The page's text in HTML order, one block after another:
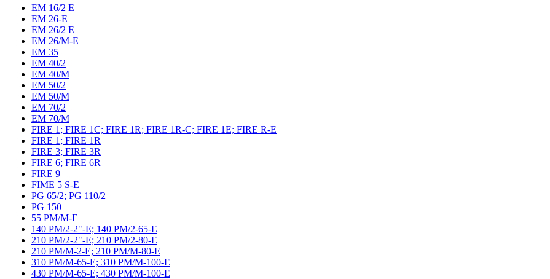
EM 16/2 E
EM 26-E
EM 26/2 E
EM 26/M-E
EM 35
EM 40/2
EM 40/M
EM 50/2
EM 50/M
EM 70/2
EM 70/M
FIRE 1; FIRE 1C; FIRE 1R; FIRE 1R-C; FIRE 1E; FIRE R-E
FIRE 1; FIRE 1R
FIRE 3; FIRE 3R
FIRE 6; FIRE 6R
FIRE 9
FIME 5 S-E
PG 65/2; PG 110/2
PG 150
55 PM/M-E
140 PM/2-2"-E; 140 PM/2-65-E
210 PM/2-2"-E; 210 PM/2-80-E
210 PM/M-2-E; 210 PM/M-80-E
310 PM/M-65-E; 310 PM/M-100-E
430 PM/M-65-E; 430 PM/M-100-E